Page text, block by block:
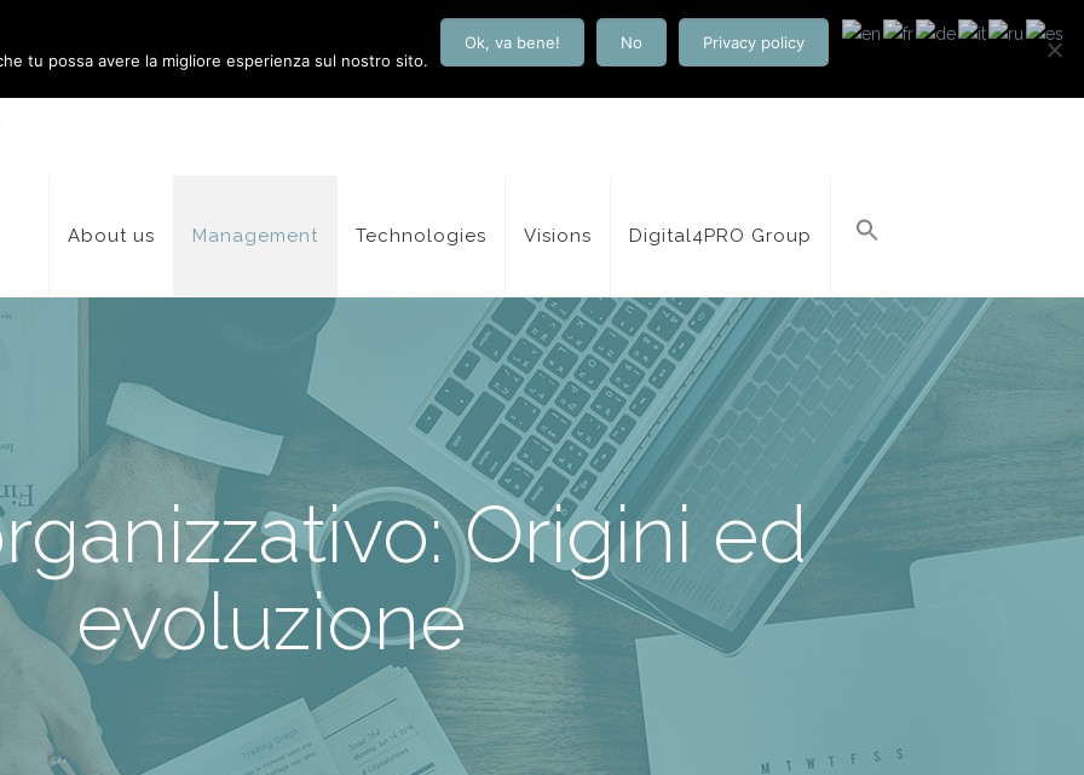
About us Management Technologies Visions Digital4PRO Group
Origini ed
evoluzione
tu possa avere la migliore esperienza sul nostro sito.
Ok, va bene! No Privacy policy